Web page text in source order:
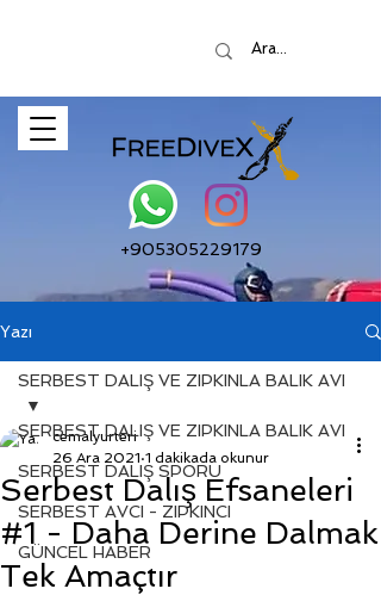
+905305229179
Yazı
SERBEST DALIŞ VE ZIPKINLA BALIK AVI
SERBEST DALIŞ SPORU
SERBEST AVCI - ZIPKINCI
GÜNCEL HABER
SERBEST DALIŞ VE ZIPKINLA BALIK AVI
Serbest Dalış Efsaneleri
#1 - Daha Derine Dalmak
Tek Amaçtır
cemalyurteri
26 Ara 2021 1 dakikada okunur